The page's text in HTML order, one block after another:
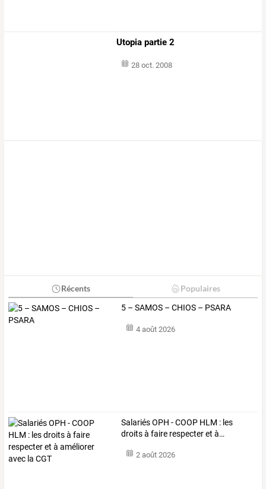
Utopia partie 2
28 oct. 2008
Récents Populaires
5 – SAMOS – CHIOS – PSARA
4 août 2026
SalariésOPH -COOP HLM : les
droitsà faire respecteret à…
2 août 2026